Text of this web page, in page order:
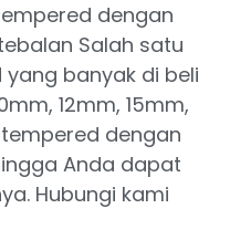
dengan
Salah satu
banyak di beli
12mm, 15mm,
dengan
Anda dapat
Hubungi kami